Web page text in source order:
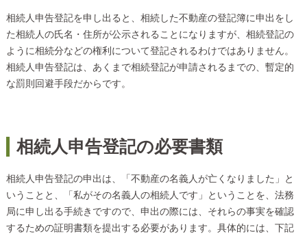
相続人申告登記を申し出ると、相続した不動産の登記簿に申出をし
た相続人の氏名・住所が公示されることになりますが、相続登記の
ように相続分などの権利について登記されるわけではありません。
相続人申告登記は、あくまで相続登記が申請されるまでの、暫定的
な罰則回避手段だからです。
相続人申告登記の必要書類
相続人申告登記の申出は、「不動産の名義人が亡くなりました」と
いうことと、「私がその名義人の相続人です」ということを、法務
局に申し出る手続きですので、申出の際には、それらの事実を確認
するための証明書類を提出する必要があります。具体的には、下記